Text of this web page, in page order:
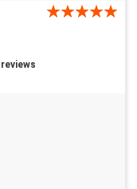
reviews